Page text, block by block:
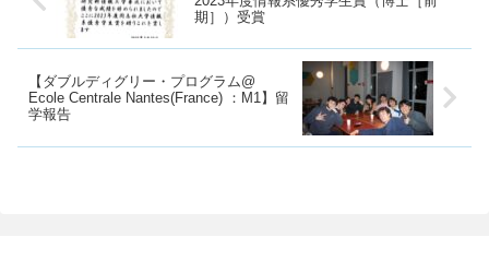
期］）受賞
【ダブルディグリー・プログラム@
Ecole Centrale Nantes(France) ：M1】留
学報告